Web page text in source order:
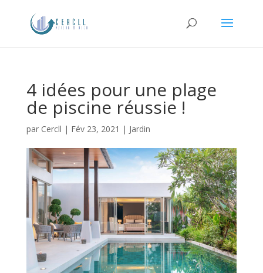
4 idées pour une plage
de piscine réussie !
par Cercll | Fév 23, 2021 | Jardin